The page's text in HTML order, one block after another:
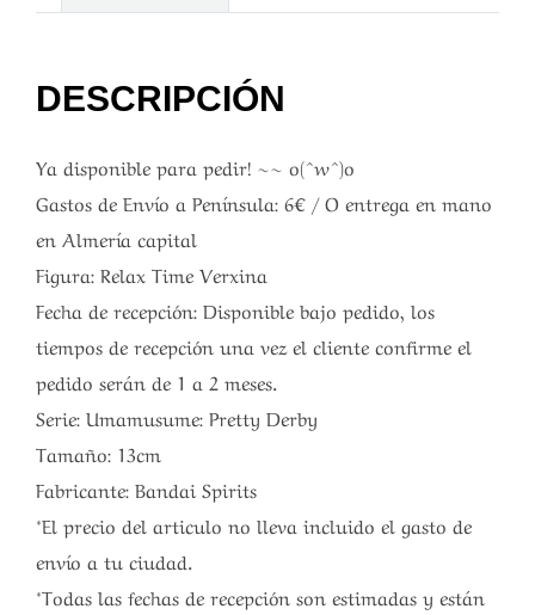
DESCRIPCIÓN
Ya disponible para pedir! ~~ o(^w^)o
Gastos de Envío a Península: 6€ / O entrega en mano
en Almería capital
Figura: Relax Time Verxina
Fecha de recepción: Disponible bajo pedido, los
tiempos de recepción una vez el cliente confirme el
pedido serán de 1 a 2 meses.
Serie: Umamusume: Pretty Derby
Tamaño: 13cm
Fabricante: Bandai Spirits
*El precio del articulo no lleva incluido el gasto de
envío a tu ciudad.
*Todas las fechas de recepción son estimadas y están